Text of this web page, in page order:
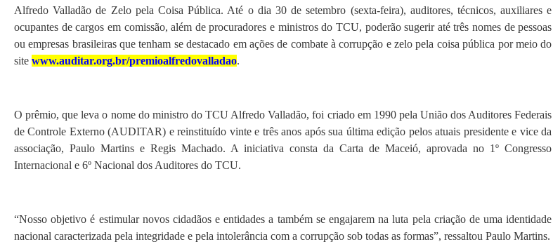
Alfredo Valladão de Zelo pela Coisa Pública. Até o dia 30 de setembro (sexta-feira), auditores, técnicos, auxiliares e
ocupantes de cargos em comissão, além de procuradores e ministros do TCU, poderão sugerir até três nomes de pessoas
ou empresas brasileiras que tenham se destacado em ações de combate à corrupção e zelo pela coisa pública por meio do
site www.auditar.org.br/premioalfredovalladao.
O prêmio, que leva o nome do ministro do TCU Alfredo Valladão, foi criado em 1990 pela União dos Auditores Federais
de Controle Externo (AUDITAR) e reinstituído vinte e três anos após sua última edição pelos atuais presidente e vice da
associação, Paulo Martins e Regis Machado. A iniciativa consta da Carta de Maceió, aprovada no 1º Congresso
Internacional e 6º Nacional dos Auditores do TCU.
“Nosso objetivo é estimular novos cidadãos e entidades a também se engajarem na luta pela criação de uma identidade
nacional caracterizada pela integridade e pela intolerância com a corrupção sob todas as formas”, ressaltou Paulo Martins.